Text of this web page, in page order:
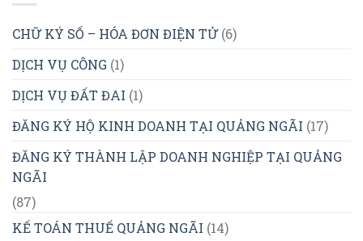
CHỮ KÝ SỐ – HÓA ĐƠN ĐIỆN TỬ(6)
DỊCH VỤ CÔNG (1)
DỊCH VỤ ĐẤT ĐAI (1)
ĐĂNG KÝ HỘ KINH DOANH TẠI QUẢNG NGÃI (17)
ĐĂNG KÝ THÀNH LẬP DOANH NGHIỆP TẠI QUẢNG
NGÃI
(87)
KẾ TOÁN THUẾ QUẢNG NGÃI (14)